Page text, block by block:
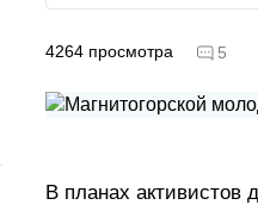
4264 просмотра 5
В планах активистов